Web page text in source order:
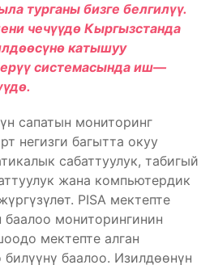
турганы бизге белгилүү.
чечүүдө Кыргызстанда
катышуу
системасында иш—
сапатын мониторинг
негизги багытта окуу
сабаттуулук, табигый
жана компьютердик
PISA мектепте
мониторингинин
мектепте алган
баалоо. Изилдөөнүн